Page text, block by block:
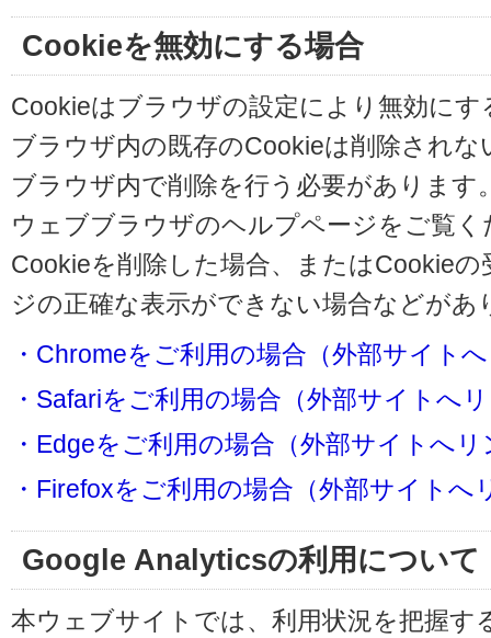
Cookieを無効にする場合
Cookieはブラウザの設定により無効に
ブラウザ内の既存のCookieは削除され
ブラウザ内で削除を行う必要があります
ウェブブラウザのヘルプページをご覧く
Cookieを削除した場合、またはCookie
ジの正確な表示ができない場合などが
・Chromeをご利用の場合（外部サイト
・Safariをご利用の場合（外部サイトへ
・Edgeをご利用の場合（外部サイトへリ
・Firefoxをご利用の場合（外部サイトへ
Google Analyticsの利用について
本ウェブサイトでは、利用状況を把握す